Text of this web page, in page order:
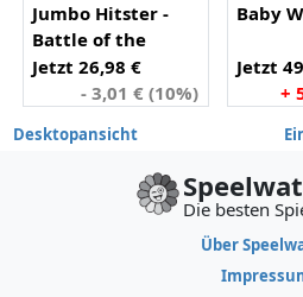
Jumbo Hitster -
Battle of the
Generations
(Netherlands)
Jetzt 26,98 €
- 3,01 € (10%)
Baby
Jetzt
+
Desktopansicht
Die besten
Über